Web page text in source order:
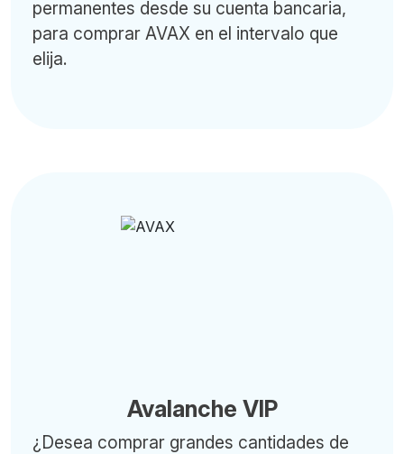
permanentes desde su cuenta bancaria,
para comprar AVAX en el intervalo que
elija.
Avalanche VIP
¿Desea comprar grandes cantidades de